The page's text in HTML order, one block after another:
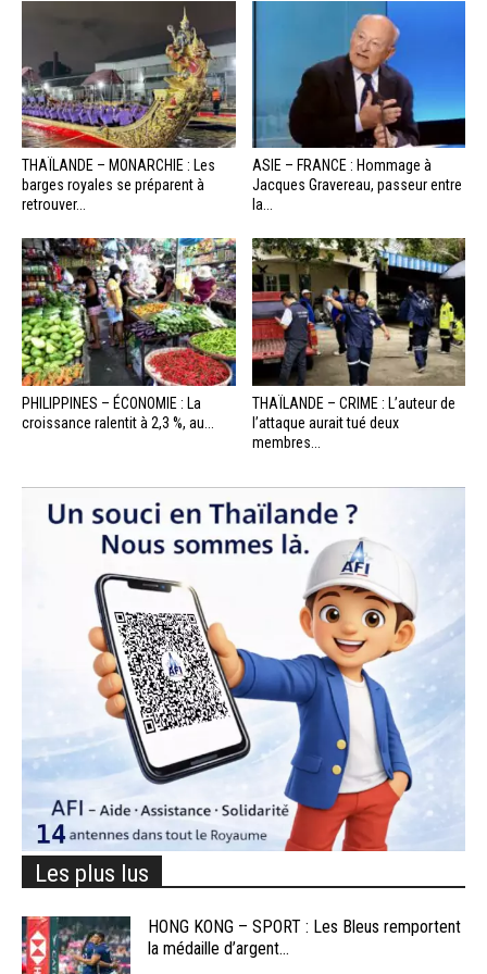
THAÏLANDE – MONARCHIE : Les
barges royales se préparent à
retrouver...
ASIE – FRANCE : Hommage à
Jacques Gravereau, passeur entre
la...
PHILIPPINES – ÉCONOMIE : La
croissance ralentit à 2,3 %, au...
THAÏLANDE – CRIME : L’auteur de
l’attaque aurait tué deux
membres...
Les plus lus
HONG KONG – SPORT : Les Bleus remportent
la médaille d’argent...